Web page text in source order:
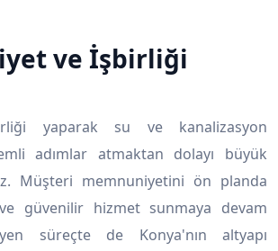
ve İşbirliği
yaparak su ve kanalizasyon
adımlar atmaktan dolayı büyük
Müşteri memnuniyetini ön planda
güvenilir hizmet sunmaya devam
süreçte de Konya'nın altyapı